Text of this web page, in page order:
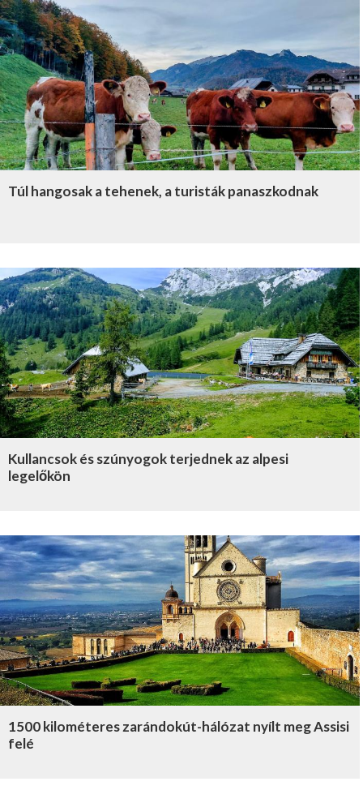
Túl hangosak a tehenek, a turisták panaszkodnak
Kullancsok és szúnyogok terjednek az alpesi
legelőkön
1500 kilométeres zarándokút-hálózat nyílt meg Assisi
felé